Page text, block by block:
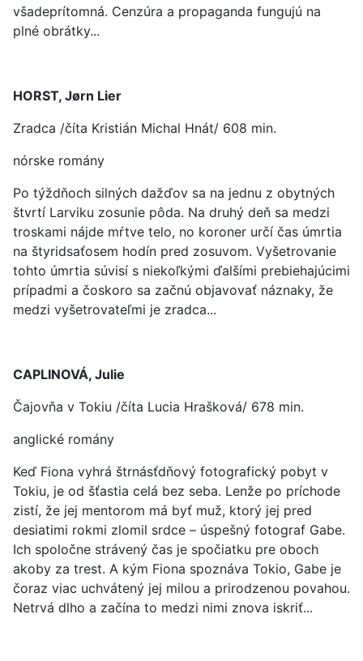
všadeprítomná. Cenzúra a propaganda fungujú na
plné obrátky...
HORST, Jørn Lier
Zradca /číta Kristián Michal Hnát/ 608 min.
nórske romány
Po týždňoch silných dažďov sa na jednu z obytných
štvrtí Larviku zosunie pôda. Na druhý deň sa medzi
troskami nájde mŕtve telo, no koroner určí čas úmrtia
na štyridsaťosem hodín pred zosuvom. Vyšetrovanie
tohto úmrtia súvisí s niekoľkými ďalšími prebiehajúcimi
prípadmi a čoskoro sa začnú objavovať náznaky, že
medzi vyšetrovateľmi je zradca...
CAPLINOVÁ, Julie
Čajovňa v Tokiu /číta Lucia Hrašková/ 678 min.
anglické romány
Keď Fiona vyhrá štrnásťdňový fotografický pobyt v
Tokiu, je od šťastia celá bez seba. Lenže po príchode
zistí, že jej mentorom má byť muž, ktorý jej pred
desiatimi rokmi zlomil srdce – úspešný fotograf Gabe.
Ich spoločne strávený čas je spočiatku pre oboch
akoby za trest. A kým Fiona spoznáva Tokio, Gabe je
čoraz viac uchvátený jej milou a prirodzenou povahou.
Netrvá dlho a začína to medzi nimi znova iskriť...